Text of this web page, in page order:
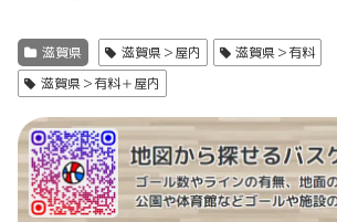
滋賀県 滋賀県＞屋内
滋賀県＞有料
滋賀県＞有料＋屋内